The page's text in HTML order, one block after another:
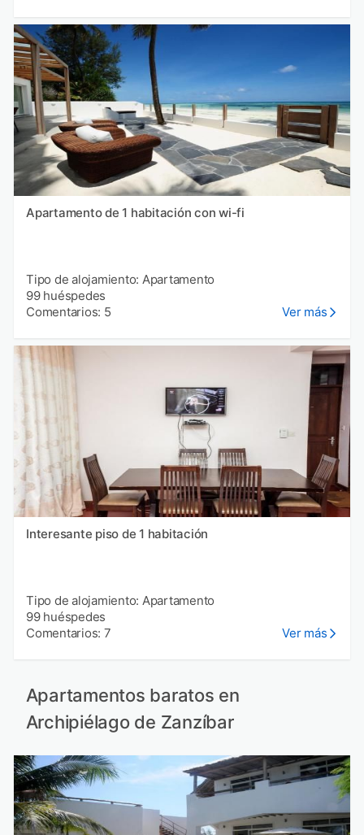
Apartamento de 1 habitación con wi-fi
Tipo de alojamiento: Apartamento
99 huéspedes
Comentarios: 5
Ver más
Interesante piso de 1 habitación
Tipo de alojamiento: Apartamento
99 huéspedes
Comentarios: 7
Ver más
Apartamentos baratos en
Archipiélago de Zanzíbar